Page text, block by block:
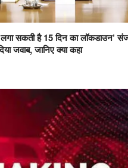
लगा सकती है 15 दिन का लॉकडाउन’
जवाब, जानिए क्या कहा